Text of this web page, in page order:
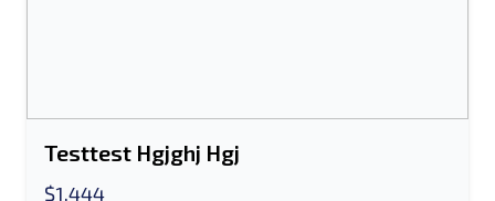
Testtest Hgjghj Hgj
$1,444